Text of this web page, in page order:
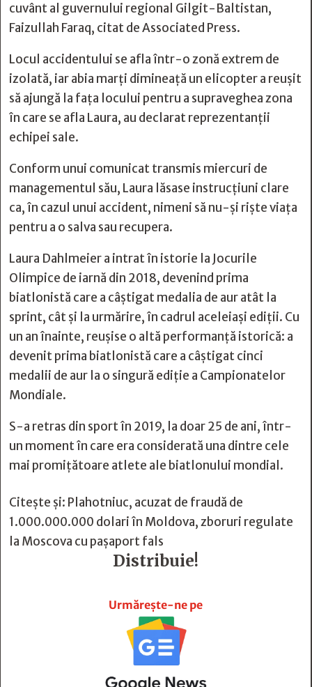
cuvânt al guvernului regional Gilgit-Baltistan,
Faizullah Faraq, citat de Associated Press.
Locul accidentului se afla într-o zonă extrem de
izolată, iar abia marți dimineață un elicopter a reușit
să ajungă la fața locului pentru a supraveghea zona
în care se afla Laura, au declarat reprezentanții
echipei sale.
Conform unui comunicat transmis miercuri de
managementul său, Laura lăsase instrucțiuni clare
ca, în cazul unui accident, nimeni să nu-și riște viața
pentru a o salva sau recupera.
Laura Dahlmeier a intrat în istorie la Jocurile
Olimpice de iarnă din 2018, devenind prima
biatlonistă care a câștigat medalia de aur atât la
sprint, cât și la urmărire, în cadrul aceleiași ediții. Cu
un an înainte, reușise o altă performanță istorică: a
devenit prima biatlonistă care a câștigat cinci
medalii de aur la o singură ediție a Campionatelor
Mondiale.
S-a retras din sport în 2019, la doar 25 de ani, într-
un moment în care era considerată una dintre cele
mai promițătoare atlete ale biatlonului mondial.
Citește și: Plahotniuc, acuzat de fraudă de
1.000.000.000 dolari în Moldova, zboruri regulate
la Moscova cu pașaport fals
Distribuie!
Urmărește-ne pe